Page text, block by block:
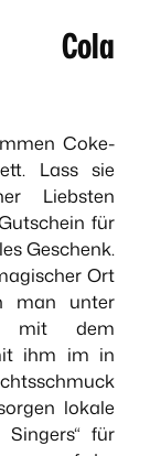
Cola
Coke-
Lass sie
Liebsten
für
Geschenk.
Ort
man unter
mit dem
ihm im in
lokale
für